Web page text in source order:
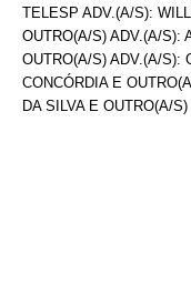
TELESP ADV.(A/S):
OUTRO(A/S) ADV.(A/S):
OUTRO(A/S) ADV.(A/S):
CONCÓRDIA E
DA SILVA E OUTRO(A/S)